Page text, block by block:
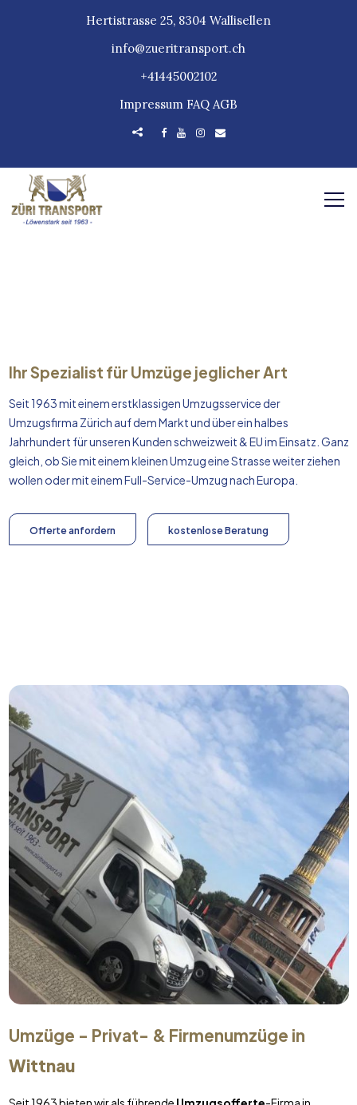
Hertistrasse 25, 8304 Wallisellen
info@zueritransport.ch
+41445002102
Impressum FAQ AGB
Ihr Spezialist für Umzüge jeglicher Art
Seit 1963 mit einem erstklassigen Umzugsservice der
Umzugsfirma Zürich auf dem Markt und über ein halbes
Jahrhundert für unseren Kunden schweizweit & EU im Einsatz. Ganz
gleich, ob Sie mit einem kleinen Umzug eine Strasse weiter ziehen
wollen oder mit einem Full-Service-Umzug nachEuropa
Offerte anfordern kostenlose Beratung
Umzüge - Privat- & Firmenumzüge in
Wittnau